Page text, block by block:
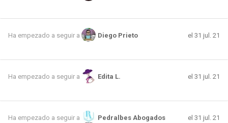
Ha empezado a seguir a Diego Prieto el 31 jul. 21
Ha empezado a seguir a Edita L. el 31 jul. 21
Ha empezado a seguir a Pedralbes Abogados el 31 jul. 21